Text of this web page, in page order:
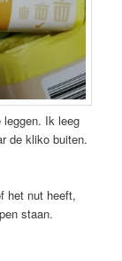
Ik leeg
de kliko buiten.
het nut heeft,
staan.